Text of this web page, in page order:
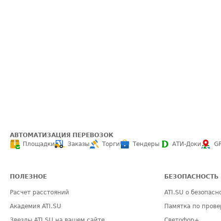
АВТОМАТИЗАЦИЯ ПЕРЕВОЗОК
Площадки
Заказы Торги Тендеры АТИ-Доки
ПОЛЕЗНОЕ
Расчет расстояний
Академия ATI.SU
БЕЗОПАСНОСТЬ
ATI.SU о
Памятка по